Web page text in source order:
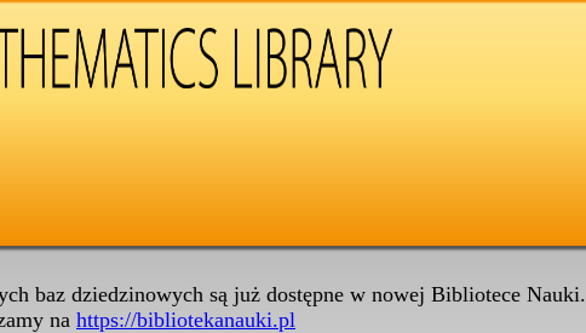
baz dziedzinowych są już dostępne w nowej Bibliotece Nauki.
na https://bibliotekanauki.pl